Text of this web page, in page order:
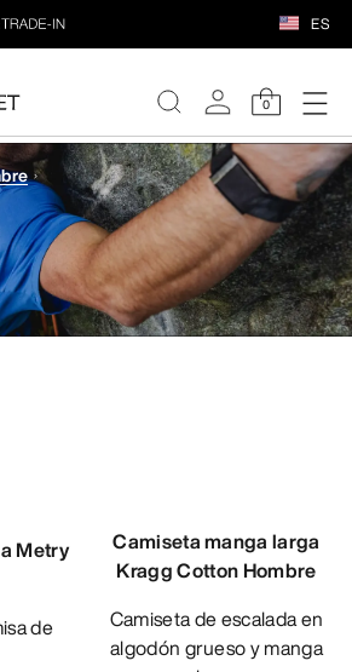
ES
0
Metry
Camiseta manga larga
Kragg Cotton Hombre
Camiseta de escalada en
algodón grueso y manga